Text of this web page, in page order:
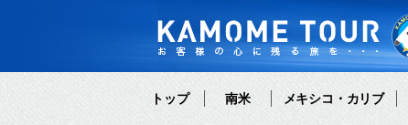
トップ 南米 メキシコ・カリブ